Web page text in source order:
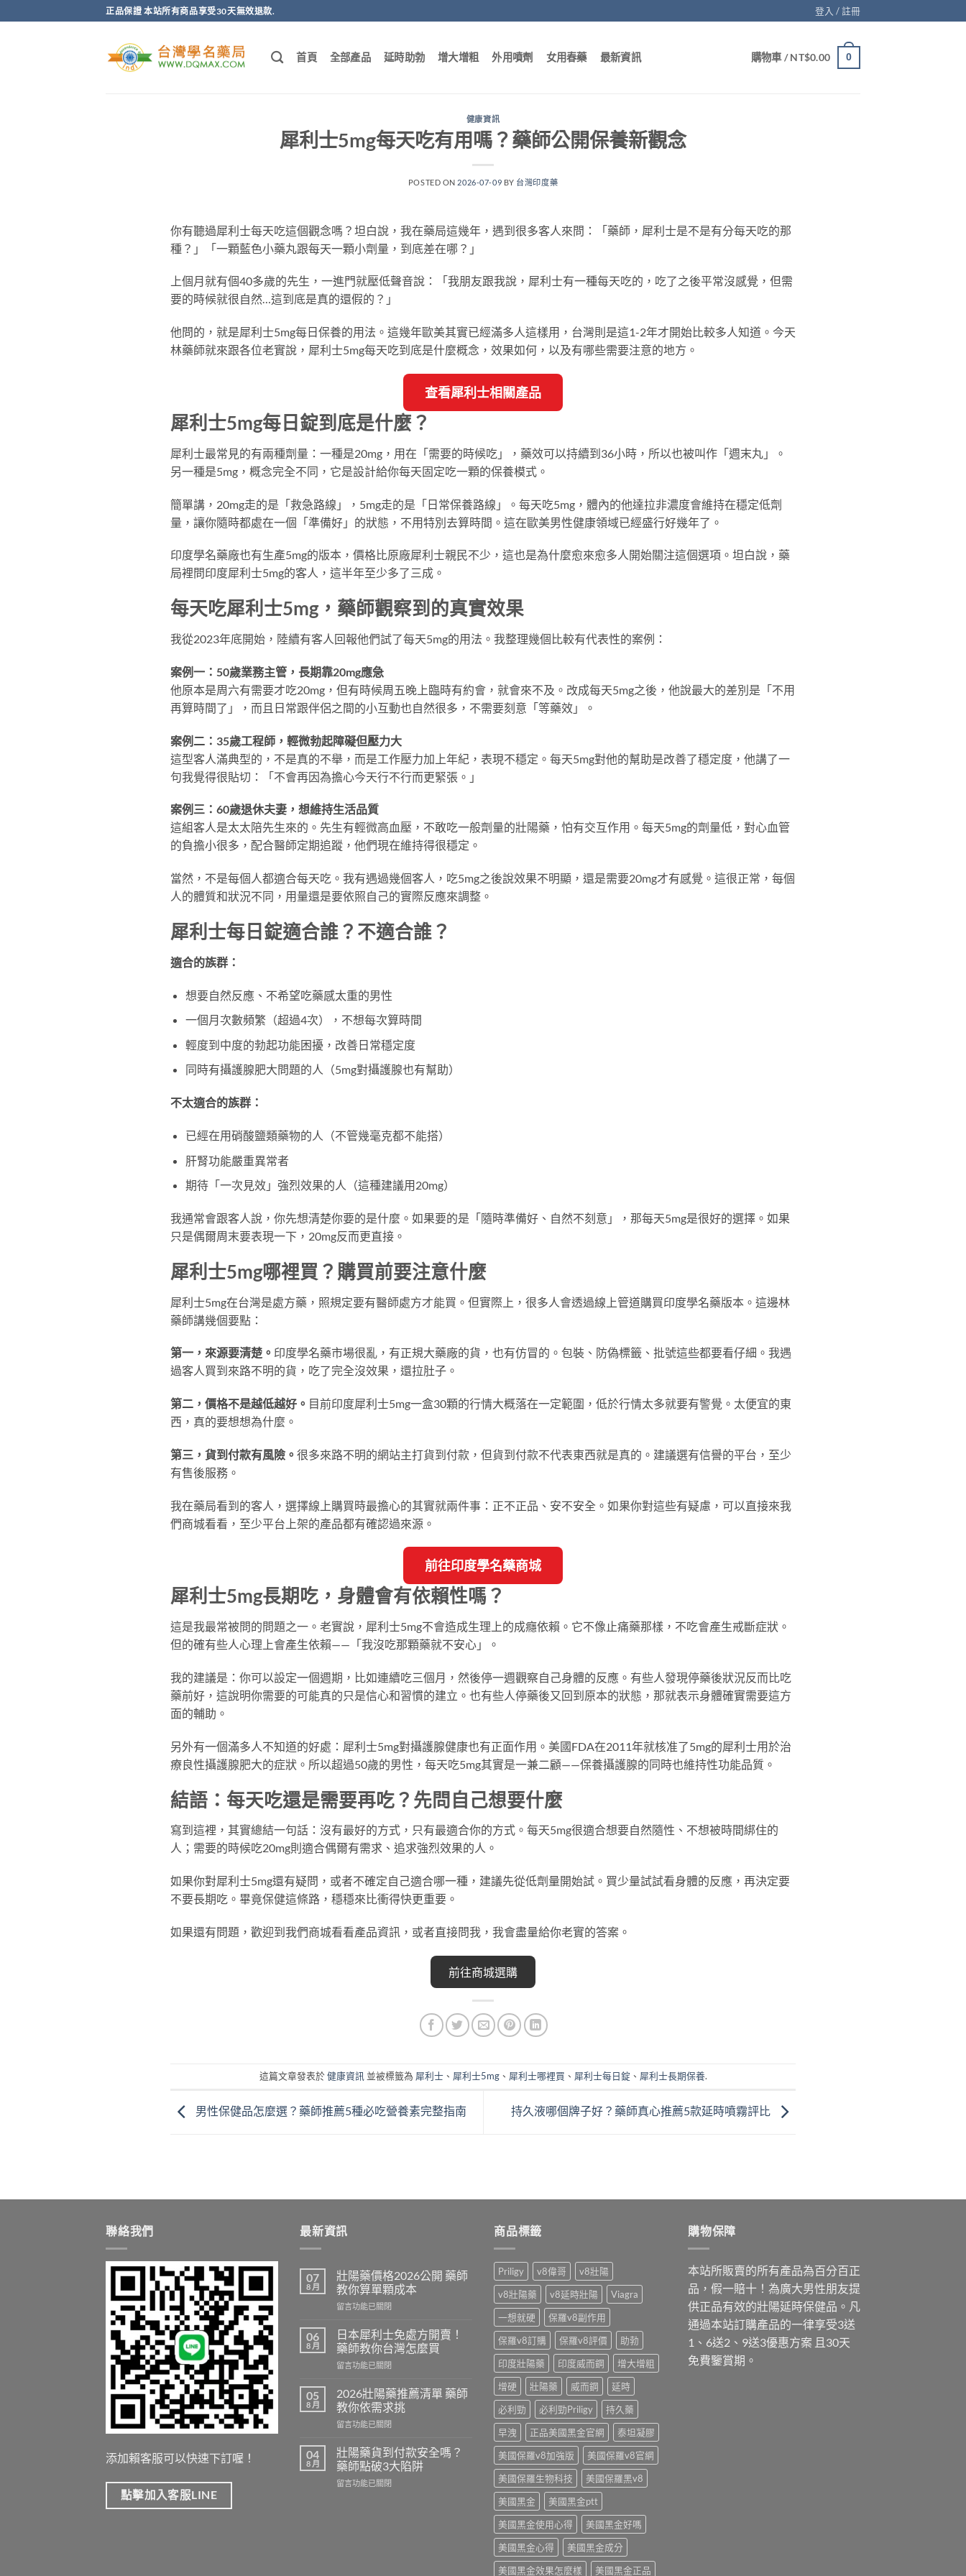
轉
正品保證 本站所有商品享受30天無效退款. 登入 / 註冊
首頁 全部產品 延時助勃 增大增粗 外用噴劑 女用春藥 最新資訊 購物車 /NT$0.00 0
健康資訊
犀利士5mg每天吃有用嗎？藥師公開保養新觀念
POSTED ON 2026-07-09 BY 台灣印度藥
你有聽過犀利士每天吃這個觀念嗎？坦白說，我在藥局這幾年，遇到很多客人來問：「藥師，犀利士是不是有分每天吃的那
種？」「一顆藍色小藥丸跟每天一顆小劑量，到底差在哪？」
上個月就有個40多歲的先生，一進門就壓低聲音說：「我朋友跟我說，犀利士有一種每天吃的，吃了之後平常沒感覺，但需
要的時候就很自然…這到底是真的還假的？」
他問的，就是犀利士5mg每日保養的用法。這幾年歐美其實已經滿多人這樣用，台灣則是這1-2年才開始比較多人知道。今天
林藥師就來跟各位老實說，犀利士5mg每天吃到底是什麼概念，效果如何，以及有哪些需要注意的地方。
查看犀利士相關產品
犀利士5mg每日錠到底是什麼？
犀利士最常見的有兩種劑量：一種是20mg，用在「需要的時候吃」，藥效可以持續到36小時，所以也被叫作「週末丸」。
另一種是5mg，概念完全不同，它是設計給你每天固定吃一顆的保養模式。
簡單講，20mg走的是「救急路線」，5mg走的是「日常保養路線」。每天吃5mg，體內的他達拉非濃度會維持在穩定低劑
量，讓你隨時都處在一個「準備好」的狀態，不用特別去算時間。這在歐美男性健康領域已經盛行好幾年了。
印度學名藥廠也有生產5mg的版本，價格比原廠犀利士親民不少，這也是為什麼愈來愈多人開始關注這個選項。坦白說，藥
局裡問印度犀利士5mg的客人，這半年至少多了三成。
每天吃犀利士5mg，藥師觀察到的真實效果
我從2023年底開始，陸續有客人回報他們試了每天5mg的用法。我整理幾個比較有代表性的案例：
案例一：50歲業務主管，長期靠20mg應急
他原本是周六有需要才吃20mg，但有時候周五晚上臨時有約會，就會來不及。改成每天5mg之後，他說最大的差別是「不用
再算時間了」，而且日常跟伴侶之間的小互動也自然很多，不需要刻意「等藥效」。
案例二：35歲工程師，輕微勃起障礙但壓力大
這型客人滿典型的，不是真的不舉，而是工作壓力加上年紀，表現不穩定。每天5mg對他的幫助是改善了穩定度，他講了一
句我覺得很貼切：「不會再因為擔心今天行不行而更緊張。」
案例三：60歲退休夫妻，想維持生活品質
這組客人是太太陪先生來的。先生有輕微高血壓，不敢吃一般劑量的壯陽藥，怕有交互作用。每天5mg的劑量低，對心血管
的負擔小很多，配合醫師定期追蹤，他們現在維持得很穩定。
當然，不是每個人都適合每天吃。我有遇過幾個客人，吃5mg之後說效果不明顯，還是需要20mg才有感覺。這很正常，每個
人的體質和狀況不同，用量還是要依照自己的實際反應來調整。
犀利士每日錠適合誰？不適合誰？
適合的族群：
想要自然反應、不希望吃藥感太重的男性
一個月次數頻繁（超過4次），不想每次算時間
輕度到中度的勃起功能困擾，改善日常穩定度
同時有攝護腺肥大問題的人（5mg對攝護腺也有幫助）
不太適合的族群：
已經在用硝酸鹽類藥物的人（不管幾毫克都不能搭）
肝腎功能嚴重異常者
期待「一次見效」強烈效果的人（這種建議用20mg）
我通常會跟客人說，你先想清楚你要的是什麼。如果要的是「隨時準備好、自然不刻意」，那每天5mg是很好的選擇。如果
只是偶爾周末要表現一下，20mg反而更直接。
犀利士5mg哪裡買？購買前要注意什麼
犀利士5mg在台灣是處方藥，照規定要有醫師處方才能買。但實際上，很多人會透過線上管道購買印度學名藥版本。這邊林
藥師講幾個要點：
第一，來源要清楚。 印度學名藥市場很亂，有正規大藥廠的貨，也有仿冒的。包裝、防偽標籤、批號這些都要看仔細。我遇
過客人買到來路不明的貨，吃了完全沒效果，還拉肚子。
第二，價格不是越低越好。 目前印度犀利士5mg一盒30顆的行情大概落在一定範圍，低於行情太多就要有警覺。太便宜的東
西，真的要想想為什麼。
第三，貨到付款有風險。 很多來路不明的網站主打貨到付款，但貨到付款不代表東西就是真的。建議選有信譽的平台，至少
有售後服務。
我在藥局看到的客人，選擇線上購買時最擔心的其實就兩件事：正不正品、安不安全。如果你對這些有疑慮，可以直接來我
們商城看看，至少平台上架的產品都有確認過來源。
前往印度學名藥商城
犀利士5mg長期吃，身體會有依賴性嗎？
這是我最常被問的問題之一。老實說，犀利士5mg不會造成生理上的成癮依賴。它不像止痛藥那樣，不吃會產生戒斷症狀。
但的確有些人心理上會產生依賴——「我沒吃那顆藥就不安心」。
我的建議是：你可以設定一個週期，比如連續吃三個月，然後停一週觀察自己身體的反應。有些人發現停藥後狀況反而比吃
藥前好，這說明你需要的可能真的只是信心和習慣的建立。也有些人停藥後又回到原本的狀態，那就表示身體確實需要這方
面的輔助。
另外有一個滿多人不知道的好處：犀利士5mg對攝護腺健康也有正面作用。美國FDA在2011年就核准了5mg的犀利士用於治
療良性攝護腺肥大的症狀。所以超過50歲的男性，每天吃5mg其實是一兼二顧——保養攝護腺的同時也維持性功能品質。
結語：每天吃還是需要再吃？先問自己想要什麼
寫到這裡，其實總結一句話：沒有最好的方式，只有最適合你的方式。每天5mg很適合想要自然隨性、不想被時間綁住的
人；需要的時候吃20mg則適合偶爾有需求、追求強烈效果的人。
如果你對犀利士5mg還有疑問，或者不確定自己適合哪一種，建議先從低劑量開始試。買少量試試看身體的反應，再決定要
不要長期吃。畢竟保健這條路，穩穩來比衝得快更重要。
如果還有問題，歡迎到我們商城看看產品資訊，或者直接問我，我會盡量給你老實的答案。
前往商城選購
這篇文章發表於健康資訊並被標籤為 犀利士、 犀利士5mg、 犀利士哪裡買 、 犀利士每日錠 、 犀利士長期保養.
男性保健品怎麼選？藥師推薦5種必吃營養素完整指南 持久液哪個牌子好？藥師真心推薦5款延時噴霧評比
聯絡我們
添加賴客服可以快速下訂喔！
點擊加入客服LINE
最新資訊
07
8 月
壯陽藥價格2026公開 藥師
教你算單顆成本
在
陽
藥
價
格
公
開
藥
師
你
算
顆
留言功能已關閉
06
8 月
日本犀利士免處方開賣！
藥師教你台灣怎麼買
在
本
犀
利
士
處
方
開
賣！
留言功能已關閉
05
8 月
2026壯陽藥推薦清單 藥師
教你依需求挑
在
壯
陽
藥
推
留言功能已關閉
04
8 月
壯陽藥貨到付款安全嗎？
藥師點破3大陷阱
在
留言功能已關閉
商品標籤
Priligy v8偉哥
v8壯陽
v8壯陽藥
v8延時壯陽
Viagra
一想就硬
保羅v8副作用
保羅v8訂購
保羅v8評價
助勃
印度壯陽藥
印度威而鋼
增大增粗
增硬
壯陽藥 威而鋼
延時
必利勁
必利勁Priligy
持久藥
早洩
正品美國黑金官網
泰坦凝膠
美國保羅v8加強版
美國保羅v8官網
美國保羅生物科技
美國保羅黑v8
美國黑金
美國黑金ptt
美國黑金使用心得
美國黑金好嗎
美國黑金心得
美國黑金成分
美國黑金效果怎麼樣
美國黑金正品
購物保障
本站所販賣的所有產品為百分百正
品，假一賠十！為廣大男性朋友提
供正品有效的壯陽延時保健品。凡
通過本站訂購產品的一律享受3送
1、6送2、9送3優惠方案 且30天
免費鑒賞期。